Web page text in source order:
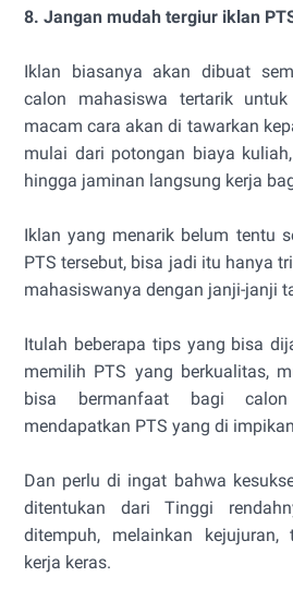
8. Jangan mudah tergiur iklan
Iklan biasanya akan dibuat
calon mahasiswa tertarik untuk
macam cara akan di tawarkan
mulai dari potongan biaya
hingga jaminan langsung kerja
Iklan yang menarik belum tentu
PTS tersebut, bisa jadi itu hanya
mahasiswanya dengan janji-janji
Itulah beberapa tips yang bisa
memilih PTS yang berkualitas,
bisa bermanfaat bagi
mendapatkan PTS yang di
Dan perlu di ingat bahwa
ditentukan dari Tinggi
ditempuh, melainkan
kerja keras.